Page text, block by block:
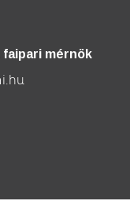
faipari mérnök